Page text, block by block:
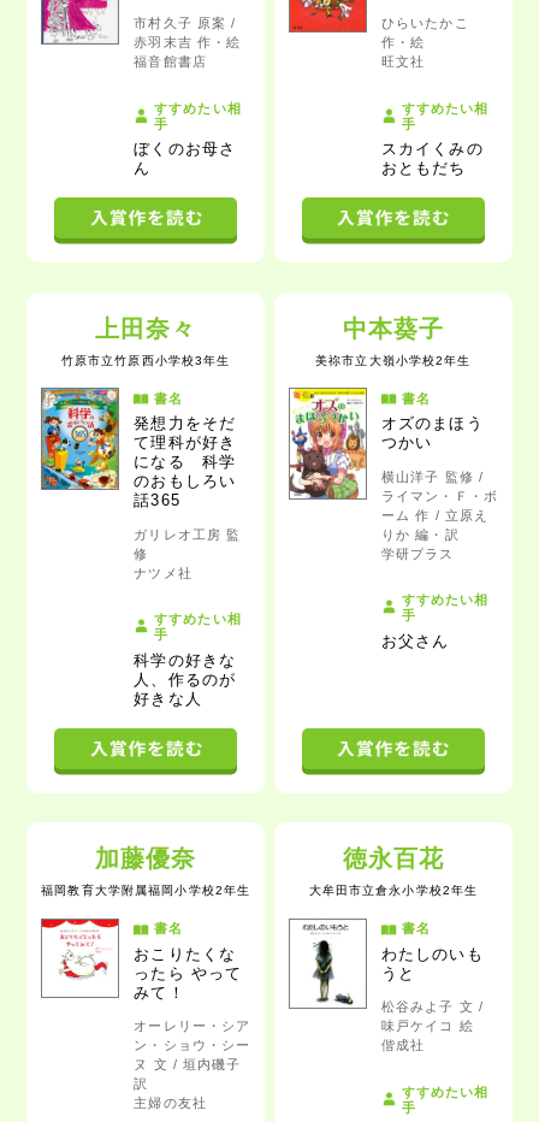
市村久子 原案 /
赤羽末吉 作・絵
福音館書店
すすめたい相
手
ぼくのお母さ
ん
ひらいたかこ
作・絵
旺文社
すすめたい相
手
スカイくみの
おともだち
上田奈々
竹原市立竹原西小学校3年生
書名
発想力をそだ
て理科が好き
になる 科学
のおもしろい
話365
ガリレオ工房 監
修
ナツメ社
すすめたい相
手
科学の好きな
人、作るのが
好きな人
中本葵子
美祢市立大嶺小学校2年生
書名
オズのまほう
つかい
横山洋子 監修 /
ライマン・Ｆ・ボ
ーム 作 / 立原え
りか 編・訳
学研プラス
すすめたい相
手
お父さん
加藤優奈
福岡教育大学附属福岡小学校2年生
書名
おこりたくな
ったら やって
みて！
オーレリー・シア
ン・ショウ・シー
ヌ 文 / 垣内磯子
訳
主婦の友社
徳永百花
大牟田市立倉永小学校2年生
書名
わたしのいも
うと
松谷みよ子 文 /
味戸ケイコ 絵
偕成社
すすめたい相
手